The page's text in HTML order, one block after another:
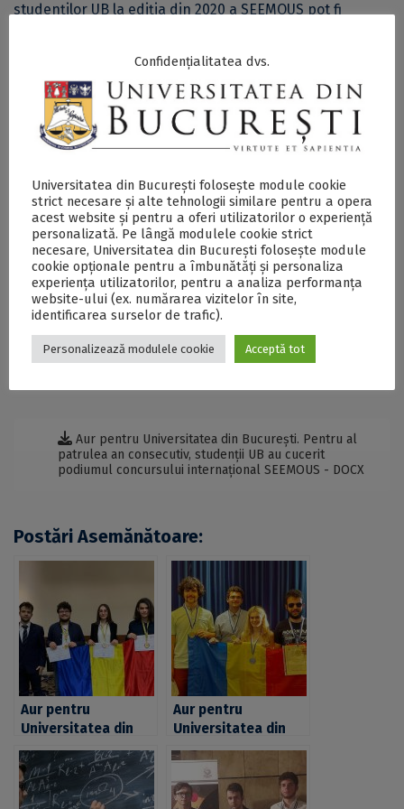
studenților UB la ediția din 2020 a SEEMOUS pot fi
De asemenea, și în 2021, studenții Facultății de
Matematică și Informatică a Universității din București
au obținut rezultate de excepție în cadrul celei de-a XV-
a ediții aSouth Eastern European Mathematical
Competition for University Students – SEEMOUS. Trei
specială pentru Sergiu-Ionuț Novac, care s-a clasat pe
primul loc. Medalii de aur au obținut și Dan-Ștefan
Dumitrescu și Vlad-Nicolae Robu, care s-au clasat pe
locul 2. Nu în ultimul rând, studenta Ana-Teodora
Bercaru a obținut medalie de argint. Mai multe detalii cu
privire la participarea studenților UB la ediția din 2020 a
SEEMOUS pot fi accesate aici.
SECŢIUNE ACCESIBILIZATĂ PENTRU
Aur pentru Universitatea din București. Pentru al
patrulea an consecutiv, studenții UB au cucerit
podiumul concursului internațional SEEMOUS - DOCX
Postări Asemănătoare:
Aur pentru
Universitatea din
București. Pentru al
cincilea an
consecutiv,
studenții UB au
Aur pentru
Universitatea din
București. Pentru al
treilea an
consecutiv,
studenții UB au
Confidențialitatea dvs.
Universitatea din București folosește module cookie
strict necesare și alte tehnologii similare pentru a opera
acest website și pentru a oferi utilizatorilor o experiență
personalizată. Pe lângă modulele cookie strict
necesare, Universitatea din București folosește module
cookie opționale pentru a îmbunătăți și personaliza
experiența utilizatorilor, pentru a analiza performanța
website-ului (ex. numărarea vizitelor în site,
identificarea surselor de trafic).
Personalizează modulele cookie Acceptă tot